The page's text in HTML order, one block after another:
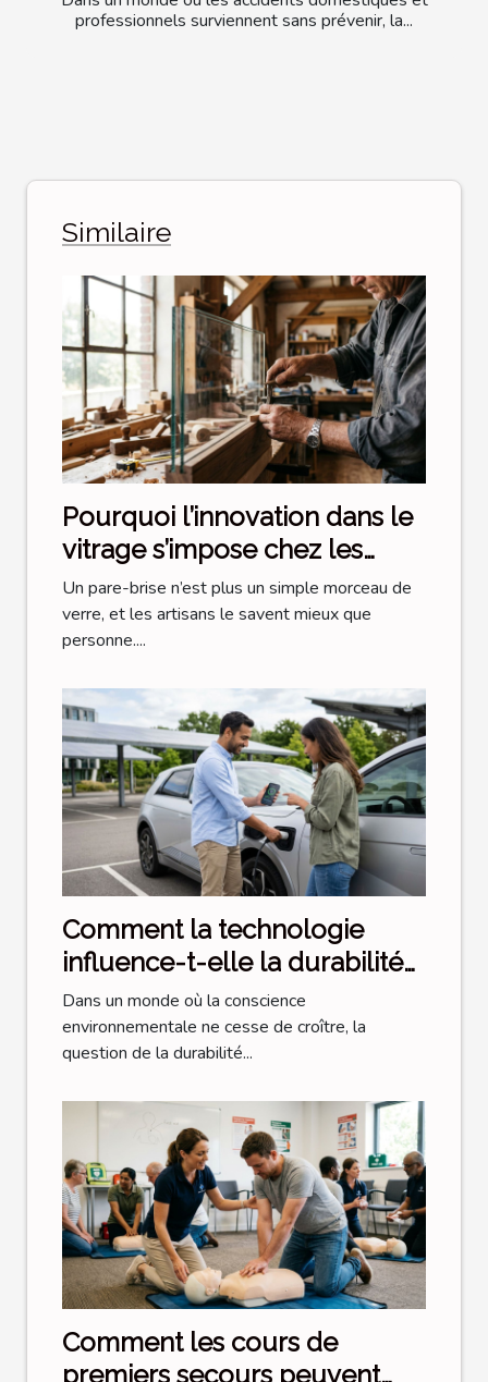
professionnels surviennent sans prévenir, la...
Similaire
Pourquoi l’innovation dans le
vitrage s’impose chez les
artisans exigeants
Un pare-brise n’est plus un simple morceau de
verre, et les artisans le savent mieux que
personne....
Comment la technologie
influence-t-elle la durabilité
des véhicules modernes ?
Dans un monde où la conscience
environnementale ne cesse de croître, la
question de la durabilité...
Comment les cours de
premiers secours peuvent